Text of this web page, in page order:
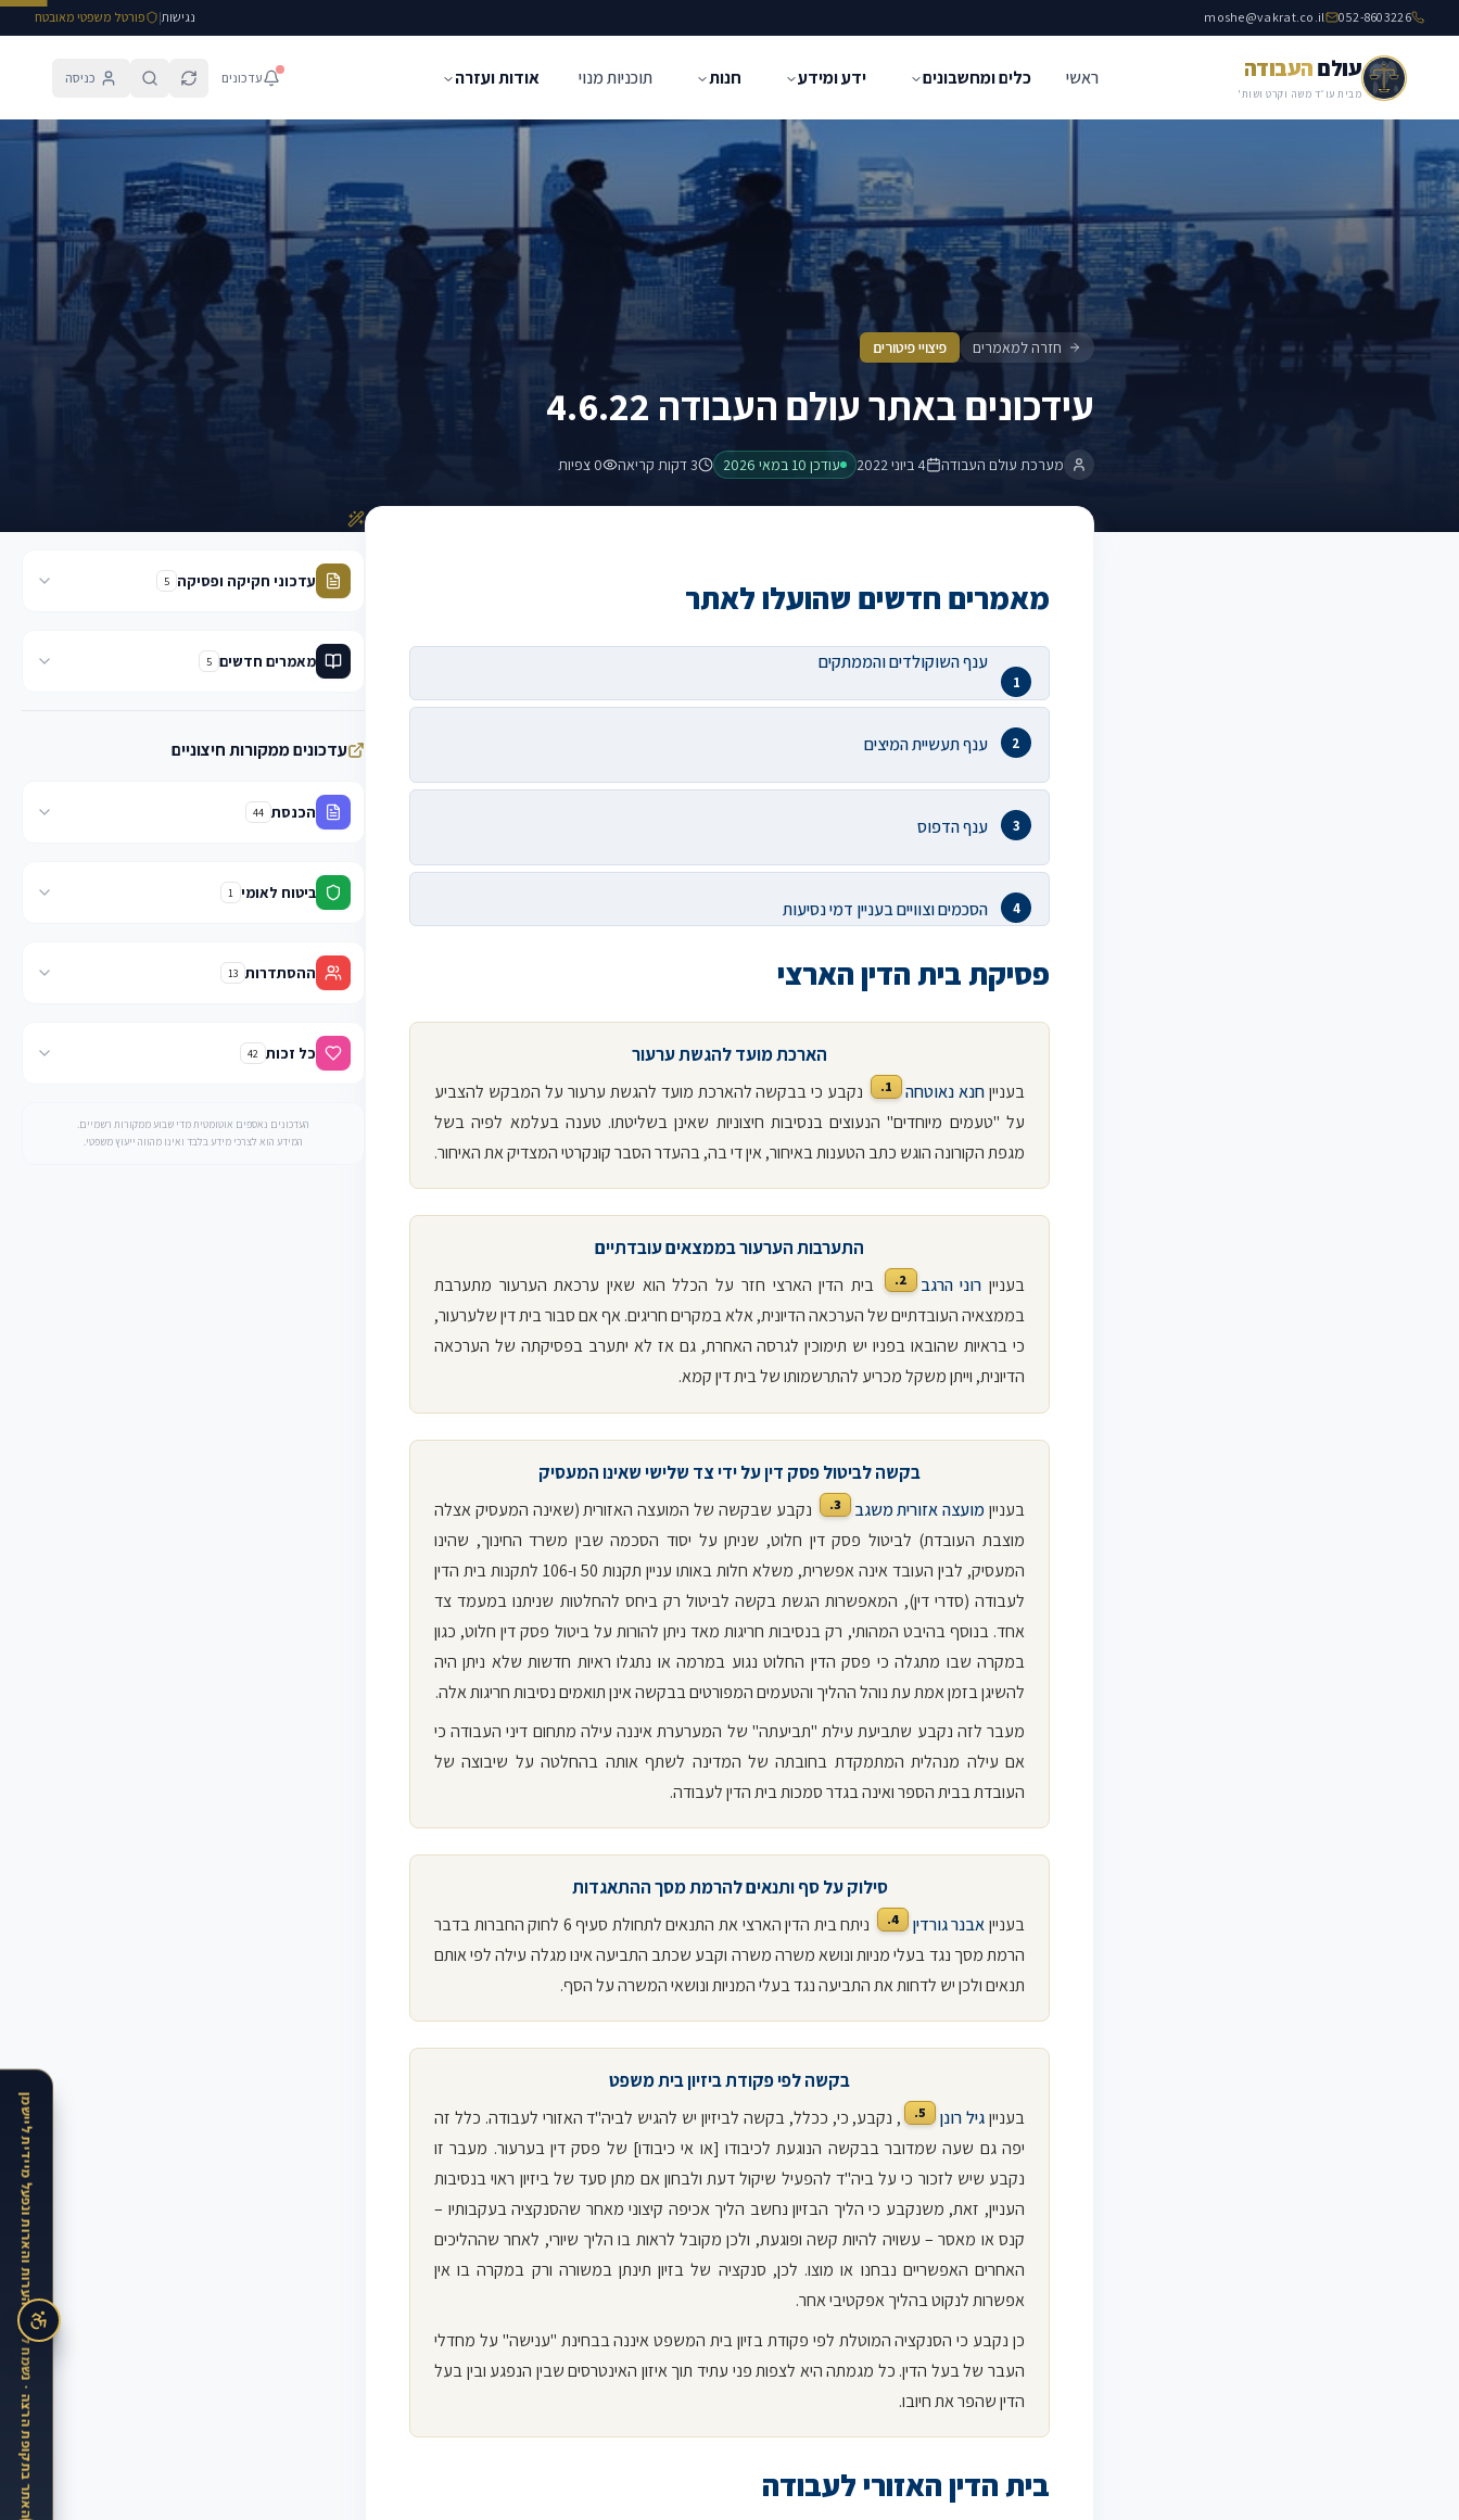
052-8603226
moshe@vakrat.co.il נגישות| פורטל משפטי מאובטח
עולםהעבודה
מבית עו״ד משה וקרט ושות'
ראשי כלים ומחשבונים ידע ומידע חנות תוכניות מנוי אודות ועזרה עדכונים כניסה
האתר בתקופת הרצה · נשמח לקבל הערות והארות ונפעל מיידית ליישמן
פיצויי פיטורים עידכונים באתר עולם העבודה 4.6.22
חזרה למאמרים פיצויי פיטורים
עידכונים באתר עולם העבודה 4.6.22
מערכת עולם העבודה 4 ביוני 2022 עודכן 10 במאי 2026 3 דקות קריאה 0 צפיות
עדכוני חקיקה ופסיקה 5
מאמרים חדשים 5
עדכונים ממקורות חיצוניים
הכנסת 44
ביטוח לאומי 1
ההסתדרות 13
כל זכות 42
העדכונים נאספים אוטומטית מדי שבוע ממקורות רשמיים.
המידע הוא לצרכי מידע בלבד ואינו מהווה ייעוץ משפטי.
מאמרים חדשים שהועלו לאתר
ענף השוקולדים והממתקים
ענף תעשיית המיצים
ענף הדפוס
הסכמים וצוויים בעניין דמי נסיעות
פסיקת בית הדין הארצי
הארכת מועד להגשת ערעור
בענייןחנא נאוטחה 1.
נקבע כי בבקשה להארכת מועד להגשת ערעור על המבקש להצביע
על "טעמים מיוחדים" הנעוצים בנסיבות חיצוניות שאינן בשליטתו. טענה בעלמא לפיה בשל
מגפת הקורונה הוגש כתב הטענות באיחור, אין די בה, בהעדר הסבר קונקרטי המצדיק את האיחור.
התערבות הערעור בממצאים עובדתיים
בעניין רוני הרגב 2.
בית הדין הארצי חזר על הכלל הוא שאין ערכאת הערעור מתערבת
בממצאיה העובדתיים של הערכאה הדיונית, אלא במקרים חריגים. אף אם סבור בית דין שלערעור,
כי בראיות שהובאו בפניו יש תימוכין לגרסה האחרת, גם אז לא יתערב בפסיקתה של הערכאה
הדיונית, וייתן משקל מכריע להתרשמותו של בית דין קמא.
בקשה לביטול פסק דין על ידי צד שלישי שאינו המעסיק
בענייןמועצה אזורית משגב 3.
נקבע שבקשה של המועצה האזורית (שאינה המעסיק אצלה
מוצבת העובדת) לביטול פסק דין חלוט, שניתן על יסוד הסכמה שבין משרד החינוך, שהינו
המעסיק, לבין העובד אינה אפשרית, משלא חלות באותו עניין תקנות 50 ו-106 לתקנות בית הדין
לעבודה (סדרי דין), המאפשרות הגשת בקשה לביטול רק ביחס להחלטות שניתנו במעמד צד
אחד. בנוסף בהיבט המהותי, רק בנסיבות חריגות מאד ניתן להורות על ביטול פסק דין חלוט, כגון
במקרה שבו מתגלה כי פסק הדין החלוט נגוע במרמה או נתגלו ראיות חדשות שלא ניתן היה
להשיגן בזמן אמת עת נוהל ההליך והטעמים המפורטים בבקשה אינן תואמים נסיבות חריגות אלה.
מעבר לזה נקבע שתביעת עילת "תביעתה" של המערערת איננה עילה מתחום דיני העבודה כי
אם עילה מנהלית המתמקדת בחובתה של המדינה לשתף אותה בהחלטה על שיבוצה של
העובדת בבית הספר ואינה בגדר סמכות בית הדין לעבודה.
סילוק על סף ותנאים להרמת מסך ההתאגדות
בענייןאבנר גורדין 4.
ניתח בית הדין הארצי את התנאים לתחולת סעיף 6 לחוק החברות בדבר
הרמת מסך נגד בעלי מניות ונושא משרה משרה וקבע שכתב התביעה אינו מגלה עילה לפי אותם
תנאים ולכן יש לדחות את התביעה נגד בעלי המניות ונושאי המשרה על הסף.
בקשה לפי פקודת ביזיון בית משפט
בענייןגיל רונן 5.
, נקבע, כי, ככלל, בקשה לביזיון יש להגיש לביה"ד האזורי לעבודה. כלל זה
יפה גם שעה שמדובר בבקשה הנוגעת לכיבודו [או אי כיבודו] של פסק דין בערעור. מעבר זו
נקבע שיש לזכור כי על ביה"ד להפעיל שיקול דעת ולבחון אם מתן סעד של ביזיון ראוי בנסיבות
העניין, זאת, משנקבע כי הליך הבזיון נחשב הליך אכיפה קיצוני מאחר שהסנקציה בעקבותיו –
קנס או מאסר – עשויה להיות קשה ופוגעת, ולכן מקובל לראות בו הליך שיורי, לאחר שההליכים
האחרים האפשריים נבחנו או מוצו. לכן, סנקציה של בזיון תינתן במשורה ורק במקרה בו אין
אפשרות לנקוט בהליך אפקטיבי אחר.
כן נקבע כי הסנקציה המוטלת לפי פקודת בזיון בית המשפט איננה בבחינת "ענישה" על מחדלי
העבר של בעל הדין. כל מגמתה היא לצפות פני עתיד תוך איזון האינטרסים שבין הנפגע ובין בעל
הדין שהפר את חיובו.
בית הדין האזורי לעבודה